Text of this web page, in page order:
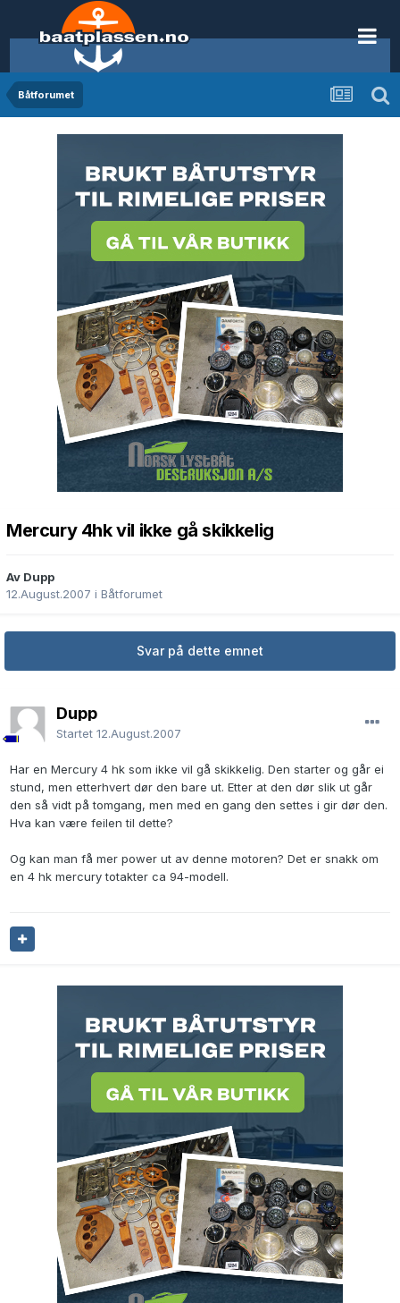
Båtforumet
Mercury 4hk vil ikke gå skikkelig
Av Dupp
12.August.2007 i Båtforumet
Svar på dette emnet
Dupp
Startet 12.August.2007
Har en Mercury 4 hk som ikke vil gå skikkelig. Den starter og går ei
stund, men etterhvert dør den bare ut. Etter at den dør slik ut går
den så vidt på tomgang, men med en gang den settes i gir dør den.
Hva kan være feilen til dette?
Og kan man få mer power ut av denne motoren? Det er snakk om
en 4 hk mercury totakter ca 94-modell.